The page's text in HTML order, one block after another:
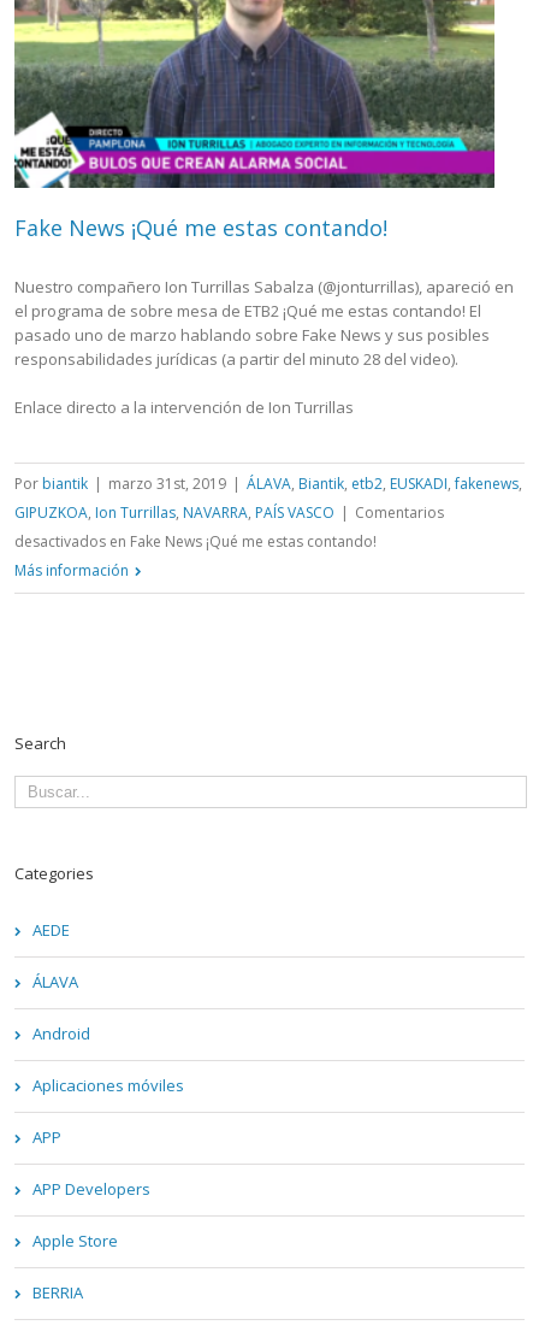
Fake News ¡Qué me estas contando!
Nuestro compañero Ion Turrillas Sabalza (@jonturrillas), apareció en
el programa de sobre mesa de ETB2 ¡Qué me estas contando! El
pasado uno de marzo hablando sobre Fake News y sus posibles
responsabilidades jurídicas (a partir del minuto 28 del video).
Enlace directo a la intervención de Ion Turrillas
Por biantik | marzo 31st, 2019 | ÁLAVA, Biantik, etb2, EUSKADI,fakenews,
GIPUZKOA, Ion Turrillas, NAVARRA, PAÍS VASCO | Comentarios
desactivados en Fake News ¡Qué me estas contando!
Más información
Search
Categories
AEDE
ÁLAVA
Android
Aplicaciones móviles
APP
APP Developers
Apple Store
BERRIA